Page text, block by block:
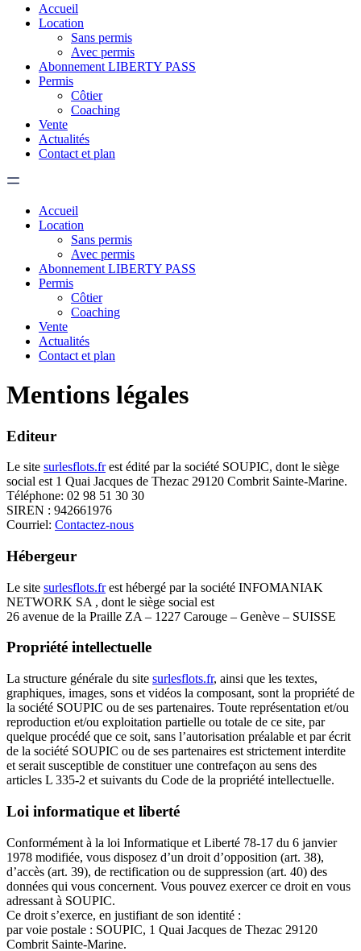
Accueil
Location
Sans permis
Avec permis
Abonnement LIBERTY PASS
Permis
Côtier
Coaching
Vente
Actualités
Contact et plan
Accueil
Location
Sans permis
Avec permis
Abonnement LIBERTY PASS
Permis
Côtier
Coaching
Vente
Actualités
Contact et plan
Mentions légales
Editeur
Le site surlesflots.frest édité par la société SOUPIC, dont le siège
social est 1 Quai Jacques de Thezac 29120 Combrit Sainte-Marine.
Téléphone: 02 98 51 30 30
SIREN : 942661976
Courriel: Contactez-nous
Hébergeur
Le site surlesflots.frest hébergé par la société INFOMANIAK
NETWORK SA , dont le siège social est
26 avenue de la Praille ZA – 1227 Carouge – Genève – SUISSE
Propriété intellectuelle
La structure générale du site surlesflots.fr, ainsi que les textes,
graphiques, images, sons et vidéos la composant, sont la propriété de
la société SOUPIC ou de ses partenaires. Toute représentation et/ou
reproduction et/ou exploitation partielle ou totale de ce site, par
quelque procédé que ce soit, sans l’autorisation préalable et par écrit
de la société SOUPIC ou de ses partenaires est strictement interdite
et serait susceptible de constituer une contrefaçon au sens des
articles L 335-2 et suivants du Code de la propriété intellectuelle.
Loi informatique et liberté
Conformément à la loi Informatique et Liberté 78-17 du 6 janvier
1978 modifiée, vous disposez d’un droit d’opposition (art. 38),
d’accès (art. 39), de rectification ou de suppression (art. 40) des
données qui vous concernent. Vous pouvez exercer ce droit en vous
adressant à SOUPIC.
Ce droit s’exerce, en justifiant de son identité :
par voie postale : SOUPIC, 1 Quai Jacques de Thezac 29120
Combrit Sainte-Marine.